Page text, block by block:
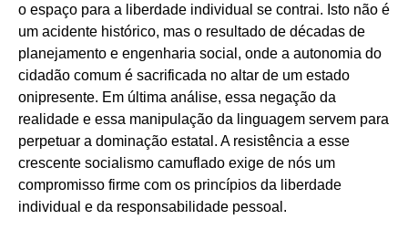
o espaço para a liberdade individual se contrai. Isto não é
um acidente histórico, mas o resultado de décadas de
planejamento e engenharia social, onde a autonomia do
cidadão comum é sacrificada no altar de um estado
onipresente. Em última análise, essa negação da
realidade e essa manipulação da linguagem servem para
perpetuar a dominação estatal. A resistência a esse
crescente socialismo camuflado exige de nós um
compromisso firme com os princípios da liberdade
individual e da responsabilidade pessoal.